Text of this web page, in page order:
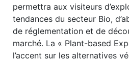
permettra aux visiteurs
tendances du secteur Bio,
de réglementation et de
marché. La « Plant-based
l’accent sur les alternatives